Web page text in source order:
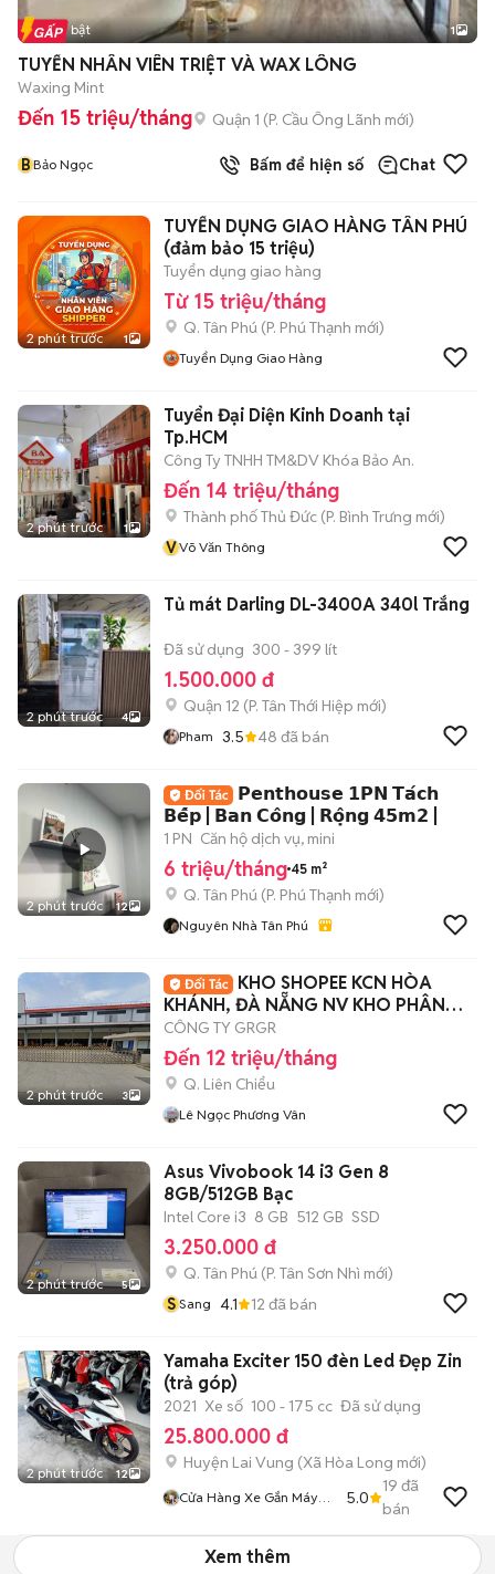
Tin nổi bật 1
TUYỂN NHÂN VIÊN TRIỆT VÀ WAX LÔNG
Waxing Mint
Đến 15 triệu/tháng Quận 1 (P. Cầu Ông Lãnh mới)
BBảo Ngọc Bấm để hiện số Chat
2 phút trước 1
TUYỂN DỤNG GIAO HÀNG TÂN PHÚ
(đảm bảo 15 triệu)
Tuyển dụng giao hàng
Từ 15 triệu/tháng
Q. Tân Phú (P. Phú Thạnh mới)
Tuyển Dụng Giao Hàng
2 phút trước 1
Tuyển Đại Diện Kinh Doanh tại
Tp.HCM
Công Ty TNHH TM&DV Khóa Bảo An.
Đến 14 triệu/tháng
Thành phố Thủ Đức (P. Bình Trưng mới)
VVõ Văn Thông
2 phút trước 4
Tủ mát Darling DL-3400A 340l Trắng
Đã sử dụng 300 - 399 lít
1.500.000 đ
Quận 12 (P. Tân Thới Hiệp mới)
Pham 3.5 48 đã bán
2 phút trước 12
𝗣𝗲𝗻𝘁𝗵𝗼𝘂𝘀𝗲 𝟭𝗣𝗡 𝗧𝗮́𝗰𝗵
𝗕𝗲̂́𝗽 | 𝗕𝗮𝗻 𝗖𝗼̂𝗻𝗴 | 𝗥𝗼̣̂𝗻𝗴 𝟰𝟱𝗺𝟮 |
1 PN Căn hộ dịch vụ, mini
6 triệu/tháng 45 m²
Q. Tân Phú (P. Phú Thạnh mới)
Nguyên Nhà Tân Phú
2 phút trước 3
KHO SHOPEE KCN HÒA
KHÁNH, ĐÀ NẴNG NV KHO PHÂN
LOẠI
CÔNG TY GRGR
Đến 12 triệu/tháng
Q. Liên Chiểu
Lê Ngọc Phương Vân
2 phút trước 5
Asus Vivobook 14 i3 Gen 8
8GB/512GB Bạc
Intel Core i3 8 GB 512 GB SSD
3.250.000 đ
Q. Tân Phú (P. Tân Sơn Nhì mới)
S Sang 4.1 12 đã bán
2 phút trước 12
Yamaha Exciter 150 đèn Led Đẹp Zin
(trả góp)
2021 Xe số 100 - 175 cc Đã sử dụng
25.800.000 đ
Huyện Lai Vung (Xã Hòa Long mới)
Cửa Hàng Xe Gắn Máy
5.0
19 đã
bán
Xem thêm